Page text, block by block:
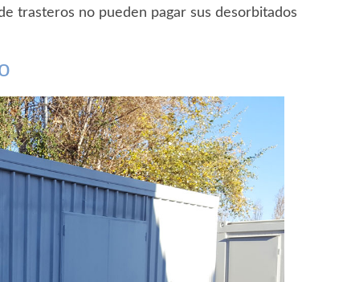
trasteros no pueden pagar sus desorbitados